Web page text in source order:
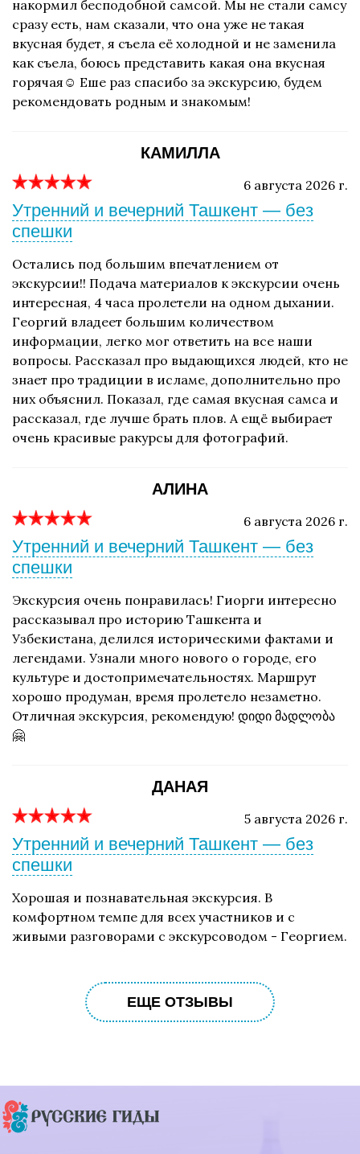
накормил бесподобной самсой. Мы не стали самсу
сразу есть, нам сказали, что она уже не такая
вкусная будет, я съела её холодной и не заменила
как съела, боюсь представить какая она вкусная
горячая☺️ Еше раз спасибо за экскурсию, будем
рекомендовать родным и знакомым!
КАМИЛЛА
6 августа 2026 г.
Утренний и вечерний Ташкент — без
спешки
Остались под большим впечатлением от
экскурсии!! Подача материалов к экскурсии очень
интересная, 4 часа пролетели на одном дыхании.
Георгий владеет большим количеством
информации, легко мог ответить на все наши
вопросы. Рассказал про выдающихся людей, кто не
знает про традиции в исламе, дополнительно про
них объяснил. Показал, где самая вкусная самса и
рассказал, где лучше брать плов. А ещё выбирает
очень красивые ракурсы для фотографий.
АЛИНА
6 августа 2026 г.
Утренний и вечерний Ташкент — без
спешки
Экскурсия очень понравилась! Гиорги интересно
рассказывал про историю Ташкента и
Узбекистана, делился историческими фактами и
легендами. Узнали много нового о городе, его
культуре и достопримечательностях. Маршрут
хорошо продуман, время пролетело незаметно.
Отличная экскурсия, рекомендую! დიდი მადლობა
🤗
ДАНАЯ
5 августа 2026 г.
Утренний и вечерний Ташкент — без
спешки
Хорошая и познавательная экскурсия. В
комфортном темпе для всех участников и с
живыми разговорами с экскурсоводом - Георгием.
ЕЩЕ ОТЗЫВЫ